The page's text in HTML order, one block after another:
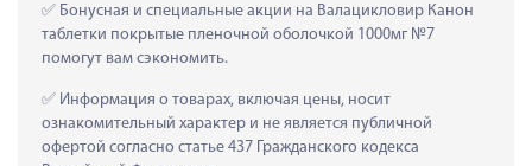
Бонусная и специальные акции на Валацикловир Канон
таблетки покрытые пленочной оболочкой 1000мг №7
помогут вам сэкономить.
Информация о товарах, включая цены, носит
ознакомительный характер и не является публичной
офертой согласно статье 437 Гражданского кодекса